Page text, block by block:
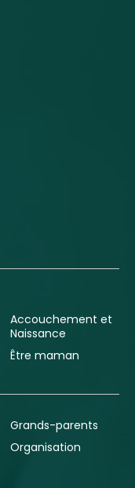
Accouchement et
Naissance
Être maman
Grands-parents
Organisation